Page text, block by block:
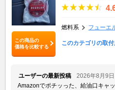
この商品の
価格を比較する
燃料系 フューエ
このカテゴリの取
ユーザーの最新投稿
2026年8月9日
Amazonでポチッった、給油口キャ